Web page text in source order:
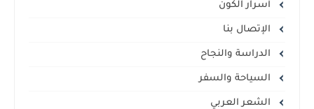
أسرار الكون
الإتصال بنا
الدراسة والنجاح
السياحة والسفر
الشعر العربي